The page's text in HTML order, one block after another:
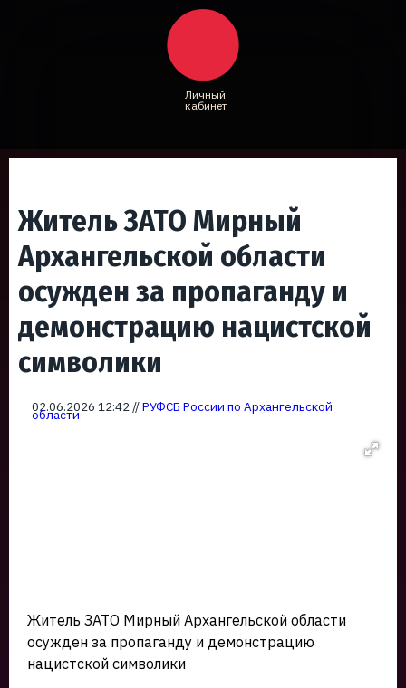
Личный
кабинет
Житель ЗАТО Мирный
Архангельской области
осужден за пропаганду и
демонстрацию нацистской
символики
02.06.2026 12:42 //РУФСБ России по Архангельской
области
Житель ЗАТО Мирный Архангельской области
осужден за пропаганду и демонстрацию
нацистской символики